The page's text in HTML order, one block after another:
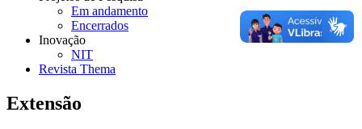
Em andamento
Encerrados
Inovação
NIT
Revista Thema
Extensão